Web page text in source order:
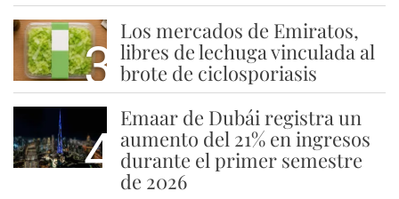
3
Los mercados de Emiratos,
libres de lechuga vinculada al
brote de ciclosporiasis
4
Emaar de Dubái registra un
aumento del 21% en ingresos
durante el primer semestre
de 2026